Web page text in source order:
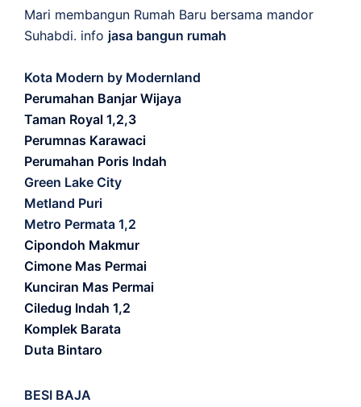
Mari membangun Rumah Baru bersama mandor
Suhabdi. info jasa bangun rumah
Kota Modern by Modernland
Perumahan Banjar Wijaya
Taman Royal 1,2,3
Perumnas Karawaci
Perumahan Poris Indah
Green Lake City
Metland Puri
Metro Permata 1,2
Cipondoh Makmur
Cimone Mas Permai
Kunciran Mas Permai
Ciledug Indah 1,2
Komplek Barata
Duta Bintaro
BESI BAJA